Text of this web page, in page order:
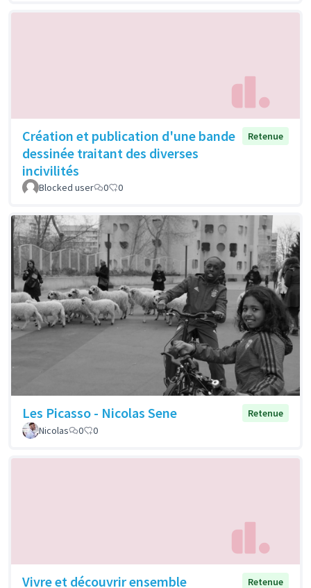
Création et publication d'une bande
dessinée traitant des diverses
incivilités
Retenue
Blocked user 0 0
Les Picasso - Nicolas Sene
Retenue
Nicolas
0 0
Vivre et découvrir ensemble Retenue